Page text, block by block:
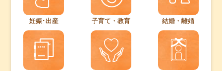
妊娠･出産 子育て・教育 結婚・離婚